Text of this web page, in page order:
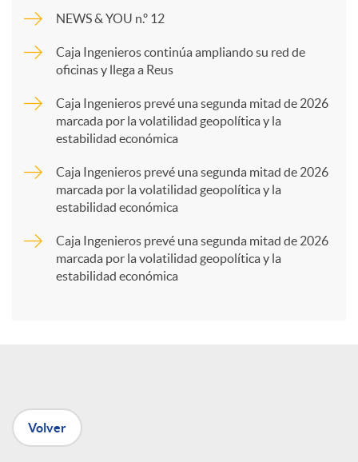
p
a
n
NEWS & YOU n.º 12
Caja Ingenieros continúa ampliando su red de
oficinas y llega a Reus
Caja Ingenieros prevé una segunda mitad de 2026
marcada por la volatilidad geopolítica y la
estabilidad económica
Caja Ingenieros prevé una segunda mitad de 2026
marcada por la volatilidad geopolítica y la
estabilidad económica
Caja Ingenieros prevé una segunda mitad de 2026
marcada por la volatilidad geopolítica y la
estabilidad económica
Volver